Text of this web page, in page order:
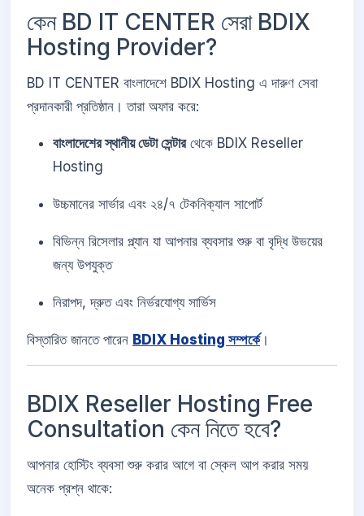
কেন BD IT CENTER সেরা BDIX
Hosting Provider?
BD IT CENTER বাংলাদেশে BDIX Hosting এ দারুণ সেবা
প্রদানকারী প্রতিষ্ঠান। তারা অফার করে:
বাংলাদেশের স্থানীয় ডেটা সেন্টারথেকে BDIX Reseller
Hosting
উচ্চমানের সার্ভার এবং ২৪/৭ টেকনিক্যাল সাপোর্ট
বিভিন্ন রিসেলার প্ল্যান যা আপনার ব্যবসার শুরু বা বৃদ্ধি উভয়ের
জন্য উপযুক্ত
নিরাপদ, দ্রুত এবং নির্ভরযোগ্য সার্ভিস
বিস্তারিত জানতে পারেন BDIX Hosting সম্পর্কে।
BDIX Reseller Hosting Free
Consultation কেন নিতে হবে?
আপনার হোস্টিং ব্যবসা শুরু করার আগে বা স্কেল আপ করার সময়
অনেক প্রশ্ন থাকে: